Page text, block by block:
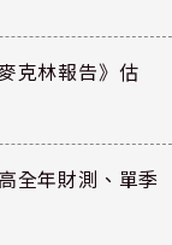
克林報告》估
全年財測、單季